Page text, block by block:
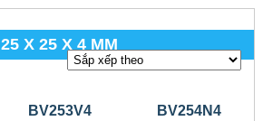
25 X 25 X 4 MM
BV253V4 BV254N4